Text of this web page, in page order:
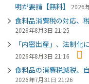
明が要請【無料】
2026
食料品消費税の対応
2026年8月3日 21:25
「内密出産」、法制
2026年8月3日 21:16
食料品の消費税減税
2026年7月31日 21:26